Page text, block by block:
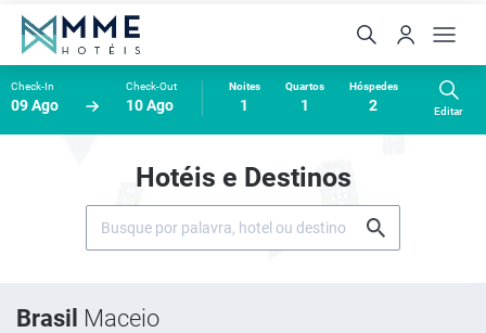
Check-In
09 Ago
Check-Out
10 Ago
Noites
1
Quartos
1
Hóspedes
2 Editar
Hotéis e Destinos
Brasil Maceio